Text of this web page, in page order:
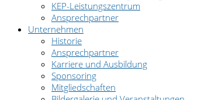
KEP-Leistungszentrum
Ansprechpartner
Unternehmen
Historie
Ansprechpartner
Karriere und Ausbildung
Sponsoring
Mitgliedschaften